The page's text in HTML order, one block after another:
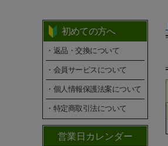
初めての方へ
・返品・交換について
・会員サービスについて
・個人情報保護法案について
・特定商取引法について
営業日カレンダー